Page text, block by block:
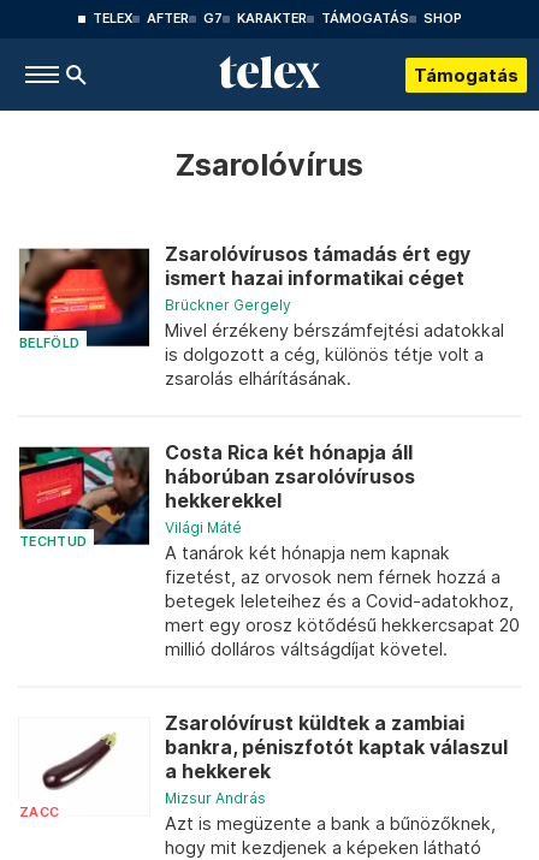
TELEX AFTER G7 KARAKTER TÁMOGATÁS SHOP
Támogatás
Zsarolóvírus
BELFÖLD
Zsarolóvírusos támadás ért egy
ismert hazai informatikai céget
Brückner Gergely
Mivel érzékeny bérszámfejtési adatokkal
is dolgozott a cég, különös tétje volt a
zsarolás elhárításának.
TECHTUD
Costa Rica két hónapja áll
háborúban zsarolóvírusos
hekkerekkel
Világi Máté
A tanárok két hónapja nem kapnak
fizetést, az orvosok nem férnek hozzá a
betegek leleteihez és a Covid-adatokhoz,
mert egy orosz kötődésű hekkercsapat 20
millió dolláros váltságdíjat követel.
ZACC
Zsarolóvírust küldtek a zambiai
bankra, péniszfotót kaptak válaszul
a hekkerek
Mizsur András
Azt is megüzente a bank a bűnözőknek,
hogy mit kezdjenek a képeken látható